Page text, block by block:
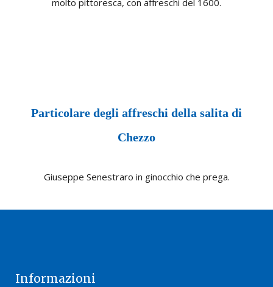
molto pittoresca, con affreschi del 1600.
Particolare degli affreschi della salita di
Chezzo
Giuseppe Senestraro in ginocchio che prega.
Informazioni